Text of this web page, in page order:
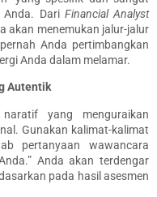
. Dari Financial Analyst
akan menemukan jalur-jalur
Anda pertimbangkan
Anda dalam melamar.
Autentik
yang menguraikan
. Gunakan kalimat-kalimat
pertanyaan wawancara
Anda akan terdengar
pada hasil asesmen